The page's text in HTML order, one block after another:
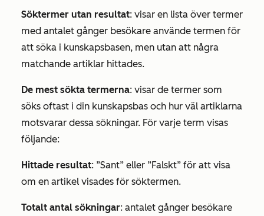
Söktermer utan resultat: visar en lista över termer
med antalet gånger besökare använde termen för
att söka i kunskapsbasen, men utan att några
matchande artiklar hittades.
De mest sökta termerna: visar de termer som
söks oftast i din kunskapsbas och hur väl artiklarna
motsvarar dessa sökningar. För varje term visas
följande:
Hittade resultat: ”Sant” eller ”Falskt” för att visa
om en artikel visades för söktermen.
Totalt antal sökningar: antalet gånger besökare